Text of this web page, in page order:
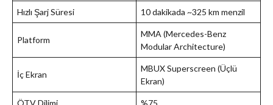
Hızlı Şarj Süresi 10 dakikada ~325 km menzil
Platform
MMA (Mercedes-Benz
Modular Architecture)
İç Ekran
MBUX Superscreen (Üçlü
Ekran)